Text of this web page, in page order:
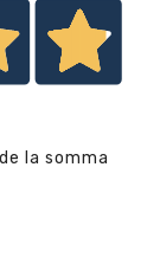
la somma